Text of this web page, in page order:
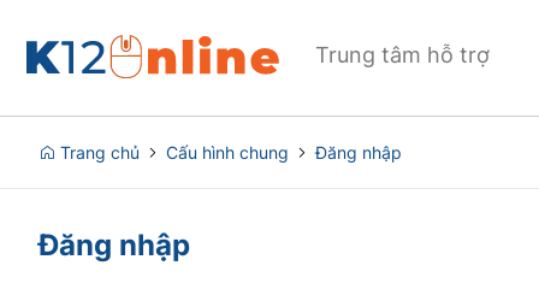
Trung tâm hỗ trợ
Trang chủ Cấu hình chung Đăng nhập
Đăng nhập